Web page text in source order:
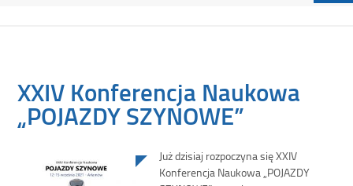
XXIV Konferencja Naukowa
„POJAZDY SZYNOWE”
Już dzisiaj rozpoczyna się XXIV
Konferencja Naukowa „POJAZDY